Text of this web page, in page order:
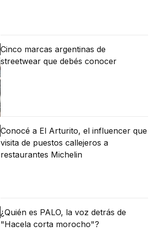
Cinco marcas argentinas de
streetwear que debés conocer
Conocé a El Arturito, el influencer que
visita de puestos callejeros a
restaurantes Michelin
¿Quién es PALO, la voz detrás de
"Hacela corta morocho"?